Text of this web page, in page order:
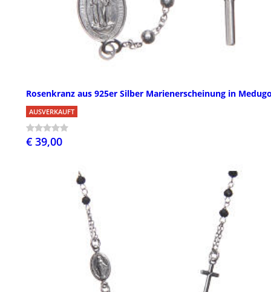
Rosenkranz aus 925er Silber Marienerscheinung in
AUSVERKAUFT
€ 39,00